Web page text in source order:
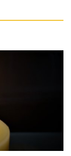
(gim. 2009 m.).